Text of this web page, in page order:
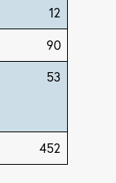
12
90
53
452